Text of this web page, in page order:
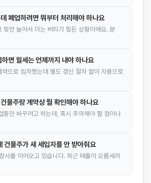
폐업하려면 뭐부터 처리해야 하나요
빚만 늘어서 더는 버티기 힘든 상황이에요. 문
면 월세는 언제까지 내야 하나요
으로 임차했는데 별도 갱신 절차 없이 자동으로
물주랑 계약상 뭘 확인해야 하나요
종만 바꾸려고 하는데, 혹시 주의해야 할 점이나
건물주가 새 세입자를 안 받아줘요
사를 이어오고 있습니다. 최근 매출이 오름세라